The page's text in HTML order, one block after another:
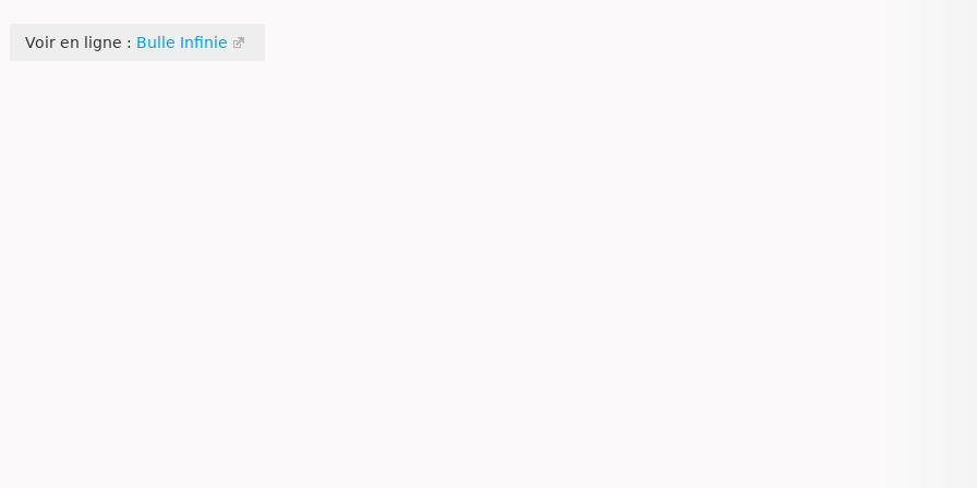
Voir en ligne : Bulle Infinie